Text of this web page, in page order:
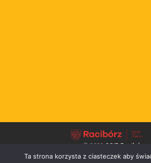
© 2022 OSiR Racibórz
Ta strona korzysta z ciasteczek aby